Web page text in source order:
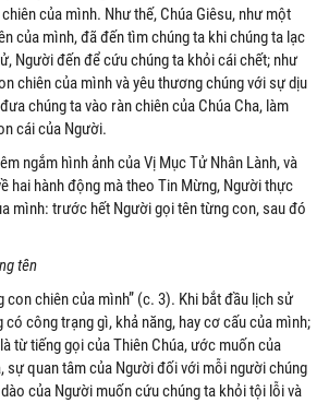
của mình. Như thế, Chúa Giêsu, như một
của mình, đã đến tìm chúng ta khi chúng ta lạc
Người đến để cứu chúng ta khỏi cái chết; như
chiên của mình và yêu thương chúng với sự dịu
chúng ta vào ràn chiên của Chúa Cha, làm
cái của Người.
ngắm hình ảnh của Vị Mục Tử Nhân Lành, và
hai hành động mà theo Tin Mừng, Người thực
mình: trước hết Người gọi tên từng con, sau đó
tên
con chiên của mình” (c. 3). Khi bắt đầu lịch sử
công trạng gì, khả năng, hay cơ cấu của mình;
từ tiếng gọi của Thiên Chúa, ước muốn của
sự quan tâm của Người đối với mỗi người chúng
của Người muốn cứu chúng ta khỏi tội lỗi và